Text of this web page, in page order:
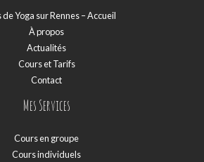
de Yoga sur Rennes – Accueil
À propos
Actualités
Cours et Tarifs
Contact
Mes Services
Cours en groupe
Cours individuels